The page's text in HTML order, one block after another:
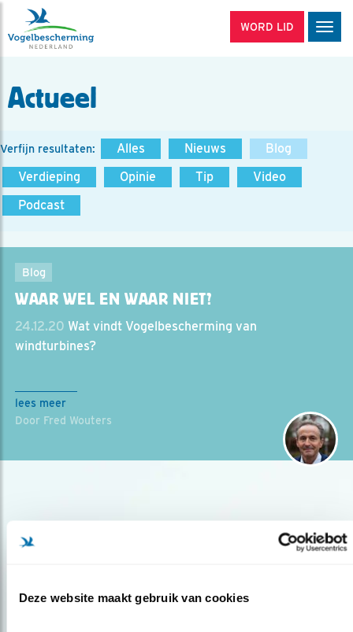
Deze website maakt gebruik van cookies
WORD LID
Actueel
Verfijn resultaten: Alles Nieuws
Blog
Verdieping
Opinie Tip
Video
Podcast
Blog
WAAR WEL EN WAAR NIET?
24.12.20 Wat vindt Vogelbescherming van
windturbines?
lees meer
Door Fred Wouters